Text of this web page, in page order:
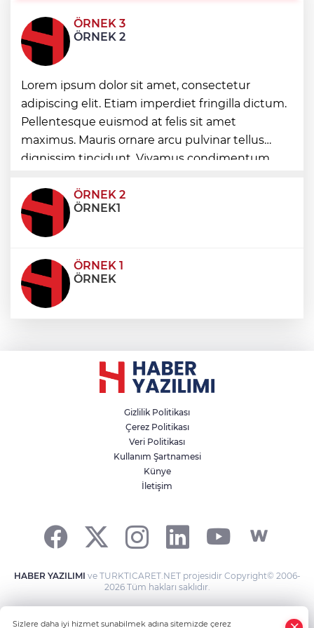
Mustafa Keser’den müzik ve kahkaha
dolu gece
Emekli Kafe’de kuaför ve berber hizmeti
başladı
Toplu taşımaya sıkı denetim
ÖRNEK 3
ÖRNEK 2
Lorem ipsum dolor sit amet, consectetur
adipiscing elit. Etiam imperdiet fringilla dictum.
Pellentesque euismod at felis sit amet
maximus. Mauris ornare arcu pulvinar tellus
dignissim tincidunt. Vivamus condimentum
condimentum eros et, faucibus sapien. Praese
ÖRNEK 2
ÖRNEK1
ÖRNEK 1
ÖRNEK
Gizlilik Politikası
Çerez Politikası
Veri Politikası
Kullanım Şartnamesi
Künye
İletişim
HABER YAZILIMI ve TURKTICARET.NET projesidir Copyright© 2006-
2026 Tüm hakları saklıdır.
Sizlere daha iyi hizmet sunabilmek adına sitemizde çerez